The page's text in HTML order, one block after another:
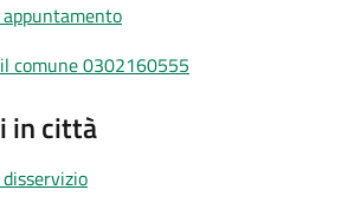
comune 0302160555
in città